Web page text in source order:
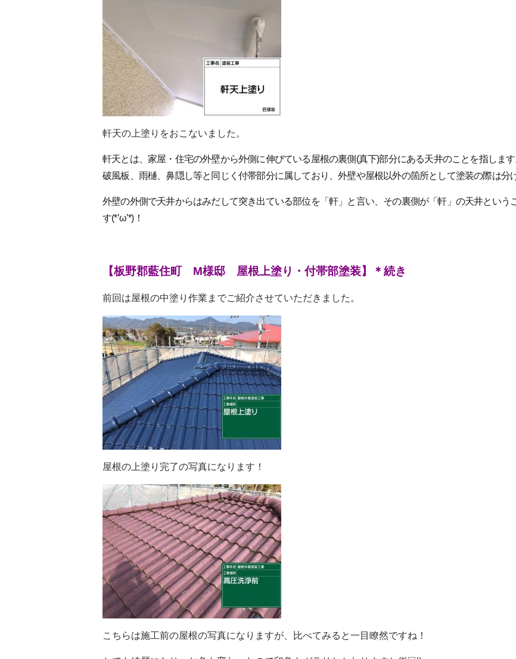
軒天の上塗りをおこないました。
軒天とは、家屋・住宅の外壁から外側に伸びている屋根の裏側(真下)部分にある天井のことを指します
破風板、雨樋、鼻隠し等と同じく付帯部分に属しており、外壁や屋根以外の箇所として塗装の際は分
外壁の外側で天井からはみだして突き出ている部位を「軒」と言い、その裏側が「軒」の天井とい
す(*’ω’*)！
【板野郡藍住町 M様邸 屋根上塗り・付帯部塗装】＊続き
前回は屋根の中塗り作業までご紹介させていただきました。
屋根の上塗り完了の写真になります！
こちらは施工前の屋根の写真になりますが、比べてみると一目瞭然ですね！